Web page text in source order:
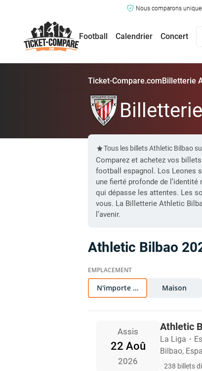
Nous comparons
Football Calendrier Concert
Ticket-Compare.comBilletterie
Tous les billets Athletic Bilbao
Comparez et achetez vos
football espagnol. Los Leones
une fierté profonde de
qui dépasse les attentes. Les
vous. La Billetterie Athletic
l’avenir.
Athletic Bilbao
N'importe quel Maison
Assis
22 Aoû
2026
Athletic
La Liga ・
Bilbao,
238 billets